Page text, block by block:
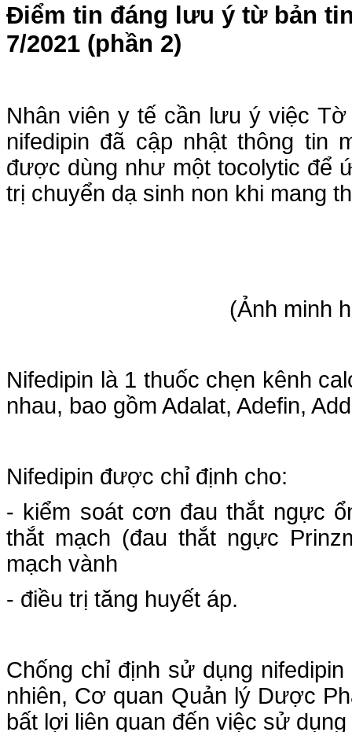
Điểm tin đáng lưu ý từ bản
7/2021 (phần 2)
Nhân viên y tế cần lưu ý việc
nifedipin đã cập nhật thông tin
được dùng như một tocolytic để
trị chuyển dạ sinh non khi mang
(Ảnh minh
Nifedipin là 1 thuốc chẹn kênh
nhau, bao gồm Adalat, Adefin,
Nifedipin được chỉ định cho:
- kiểm soát cơn đau thắt ngực
thắt mạch (đau thắt ngực
mạch vành
- điều trị tăng huyết áp.
Chống chỉ định sử dụng
nhiên, Cơ quan Quản lý Dược
bất lợi liên quan đến việc sử